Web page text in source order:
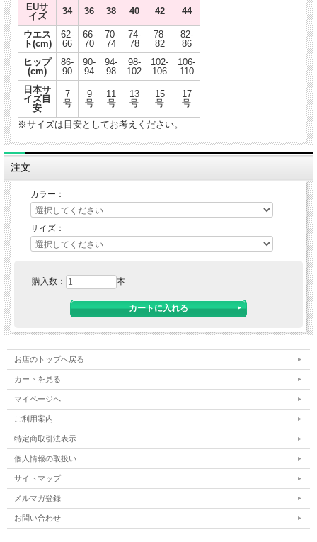
EUサ
イズ
34 36 38 40 42 44
ウエス
ト(cm)
62-
66
66-
70
70-
74
74-
78
78-
82
82-
86
ヒップ
(cm)
86-
90
90-
94
94-
98
98-
102
102-
106
106-
110
日本サ
イズ目
安
7
号
9
号
11
号
13
号
15
号
17
号
※サイズは目安としてお考えください。
注文
カラー：
サイズ：
購入数： 本
お店のトップへ戻る
カートを見る
マイページへ
ご利用案内
特定商取引法表示
個人情報の取扱い
サイトマップ
メルマガ登録
お問い合わせ